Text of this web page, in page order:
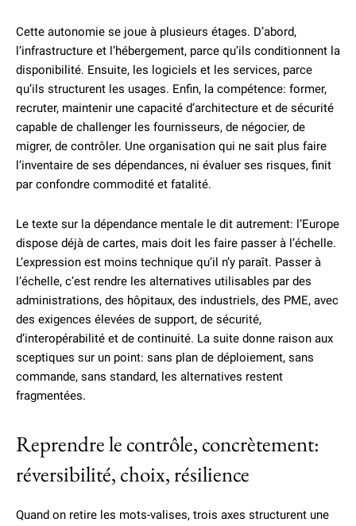
Cette autonomie se joue à plusieurs étages. D’abord,
l’infrastructure et l’hébergement, parce qu’ils conditionnent la
disponibilité. Ensuite, les logiciels et les services, parce
qu’ils structurent les usages. Enfin, la compétence: former,
recruter, maintenir une capacité d’architecture et de sécurité
capable de challenger les fournisseurs, de négocier, de
migrer, de contrôler. Une organisation qui ne sait plus faire
l’inventaire de ses dépendances, ni évaluer ses risques, finit
par confondre commodité et fatalité.
Le texte sur la dépendance mentale le dit autrement: l’Europe
dispose déjà de cartes, mais doit les faire passer à l’échelle.
L’expression est moins technique qu’il n’y paraît. Passer à
l’échelle, c’est rendre les alternatives utilisables par des
administrations, des hôpitaux, des industriels, des PME, avec
des exigences élevées de support, de sécurité,
d’interopérabilité et de continuité. La suite donne raison aux
sceptiques sur un point: sans plan de déploiement, sans
commande, sans standard, les alternatives restent
fragmentées.
Reprendre le contrôle, concrètement:
réversibilité, choix, résilience
Quand on retire les mots-valises, trois axes structurent une